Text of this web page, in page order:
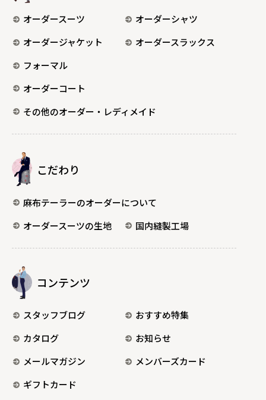
オーダースーツ
オーダーシャツ
オーダージャケット
オーダースラックス
フォーマル
オーダーコート
その他のオーダー・レディメイド
こだわり
麻布テーラーのオーダーについて
オーダースーツの生地
国内縫製工場
コンテンツ
スタッフブログ
おすすめ特集
カタログ
お知らせ
メールマガジン
メンバーズカード
ギフトカード